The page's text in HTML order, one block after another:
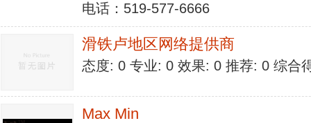
电话：519-577-6666
滑铁卢地区网络提供商
态度: 0 专业: 0 效果: 0 推荐: 0 综合
Max Min